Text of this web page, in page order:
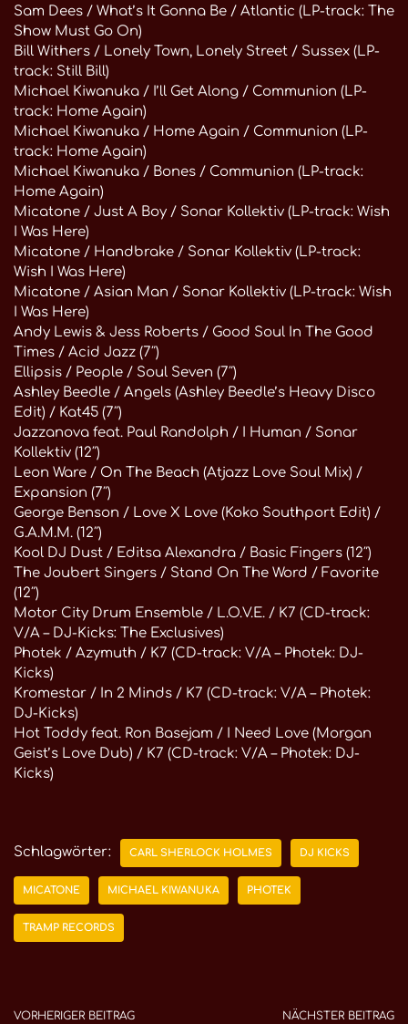
Sam Dees / What’s It Gonna Be / Atlantic (LP-track: The
Show Must Go On)
Bill Withers / Lonely Town, Lonely Street / Sussex (LP-
track: Still Bill)
Michael Kiwanuka / I’ll Get Along / Communion (LP-
track: Home Again)
Michael Kiwanuka / Home Again / Communion (LP-
track: Home Again)
Michael Kiwanuka / Bones / Communion (LP-track:
Home Again)
Micatone / Just A Boy / Sonar Kollektiv (LP-track: Wish
I Was Here)
Micatone / Handbrake / Sonar Kollektiv (LP-track:
Wish I Was Here)
Micatone / Asian Man / Sonar Kollektiv (LP-track: Wish
I Was Here)
Andy Lewis & Jess Roberts / Good Soul In The Good
Times / Acid Jazz (7″)
Ellipsis / People / Soul Seven (7″)
Ashley Beedle / Angels (Ashley Beedle’s Heavy Disco
Edit) / Kat45 (7″)
Jazzanova feat. Paul Randolph / I Human / Sonar
Kollektiv (12″)
Leon Ware / On The Beach (Atjazz Love Soul Mix) /
Expansion (7″)
George Benson / Love X Love (Koko Southport Edit) /
G.A.M.M. (12″)
Kool DJ Dust / Editsa Alexandra / Basic Fingers (12″)
The Joubert Singers / Stand On The Word / Favorite
(12″)
Motor City Drum Ensemble / L.O.V.E. / K7 (CD-track:
V/A – DJ-Kicks: The Exclusives)
Photek / Azymuth / K7 (CD-track: V/A – Photek: DJ-
Kicks)
Kromestar / In 2 Minds / K7 (CD-track: V/A – Photek:
DJ-Kicks)
Hot Toddy feat. Ron Basejam / I Need Love (Morgan
Geist’s Love Dub) / K7 (CD-track: V/A – Photek: DJ-
Kicks)
Schlagwörter: CARL SHERLOCK HOLMES DJ KICKS
MICATONE MICHAEL KIWANUKA PHOTEK
TRAMP RECORDS
VORHERIGER BEITRAG NÄCHSTER BEITRAG